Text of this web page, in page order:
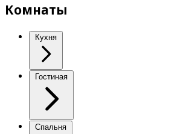
Комнаты
Кухня
Гостиная
Спальня